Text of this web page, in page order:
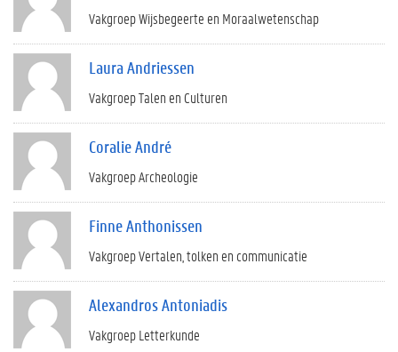
Vakgroep Wijsbegeerte en Moraalwetenschap
Laura Andriessen
Vakgroep Talen en Culturen
Coralie André
Vakgroep Archeologie
Finne Anthonissen
Vakgroep Vertalen, tolken en communicatie
Alexandros Antoniadis
Vakgroep Letterkunde